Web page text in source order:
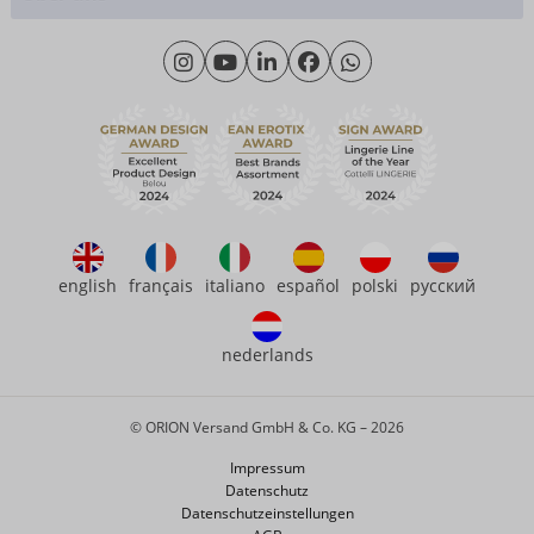
Montag - Donnerstag: 09:00 - 16:00 Uhr
Freitag: 09:00 - 15:00 Uhr
Kontakt
Häufige Fragen
Wir über uns
Nachhaltigkeit
eroFame
english français italiano español polski русский
nederlands
Impressum
Datenschutz
Datenschutzeinstellungen
© ORION Versand GmbH & Co. KG – 2026